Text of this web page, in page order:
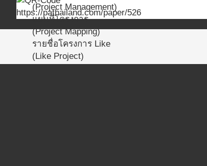
(Project Management)
แผนที่โครงการ
(Project Mapping)
รายชื่อโครงการ Like
(Like Project)
https://pathailand.com/paper/526